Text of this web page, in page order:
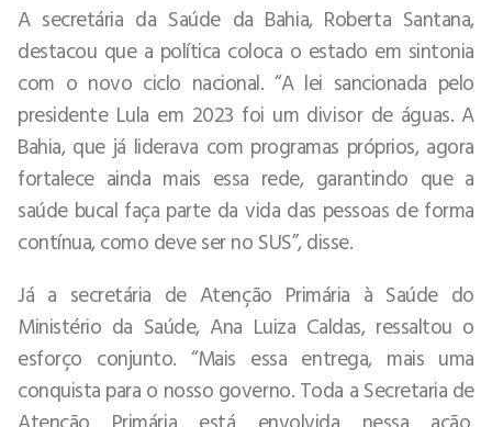
A secretária da Saúde da Bahia, Roberta Santana,
destacou que a política coloca o estado em sintonia
com o novo ciclo nacional. “A lei sancionada pelo
presidente Lula em 2023 foi um divisor de águas. A
Bahia, que já liderava com programas próprios, agora
fortalece ainda mais essa rede, garantindo que a
saúde bucal faça parte da vida das pessoas de forma
contínua, como deve ser no SUS”, disse.
Já a secretária de Atenção Primária à Saúde do
Ministério da Saúde, Ana Luiza Caldas, ressaltou o
esforço conjunto. “Mais essa entrega, mais uma
conquista para o nosso governo. Toda a Secretaria de